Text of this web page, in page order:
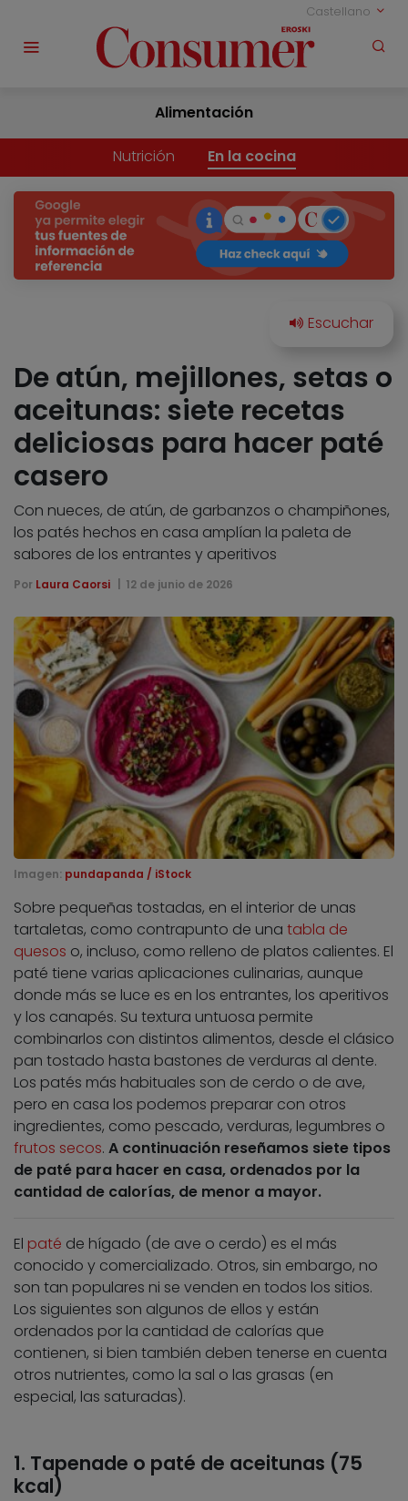
Castellano
Alimentación
Nutrición En la cocina
De atún, mejillones, setas o
aceitunas: siete recetas
deliciosas para hacer paté
casero
Con nueces, de atún, de garbanzos o champiñones,
los patés hechos en casa amplían la paleta de
sabores de los entrantes y aperitivos
Por Laura Caorsi 12 de junio de 2026
Imagen: pundapanda / iStock
Sobre pequeñas tostadas, en el interior de unas
tartaletas, como contrapunto de una tabla de
quesos o, incluso, como relleno de platos calientes. El
paté tiene varias aplicaciones culinarias, aunque
donde más se luce es en los entrantes, los aperitivos
y los canapés. Su textura untuosa permite
combinarlos con distintos alimentos, desde el clásico
pan tostado hasta bastones de verduras al dente.
Los patés más habituales son de cerdo o de ave,
pero en casa los podemos preparar con otros
ingredientes, como pescado, verduras, legumbres o
frutos secos. A continuación reseñamos siete tipos
de paté para hacer en casa, ordenados por la
cantidad de calorías, de menor a mayor.
El paté de hígado (de ave o cerdo) es el más
conocido y comercializado. Otros, sin embargo, no
son tan populares ni se venden en todos los sitios.
Los siguientes son algunos de ellos y están
ordenados por la cantidad de calorías que
contienen, si bien también deben tenerse en cuenta
otros nutrientes, como la sal o las grasas (en
especial, las saturadas).
1. Tapenade o paté de aceitunas (75
kcal)